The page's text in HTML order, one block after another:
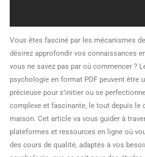
Vous êtes fasciné par les mécanismes
désirez approfondir vos connaissances
vous ne savez pas par où commencer ?
psychologie en format PDF peuvent être
précieuse pour s’initier ou se
complexe et fascinante, le tout depuis le
maison. Cet article va vous guider à
plateformes et ressources en ligne où
des cours de qualité, adaptés à vos